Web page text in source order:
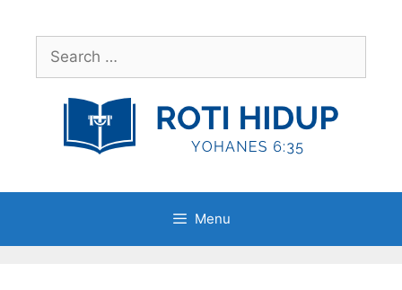
contentSearch
for:
Menu